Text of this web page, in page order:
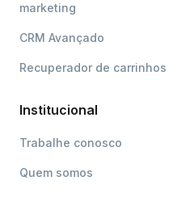
marketing
CRM Avançado
Recuperador de carrinhos
Institucional
Trabalhe conosco
Quem somos